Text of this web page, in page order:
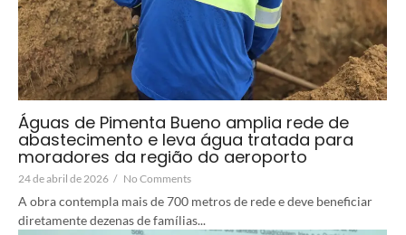
Águas de Pimenta Bueno amplia rede de
abastecimento e leva água tratada para
moradores da região do aeroporto
24 de abril de 2026 / No Comments
A obra contempla mais de 700 metros de rede e deve beneficiar
diretamente dezenas de famílias...